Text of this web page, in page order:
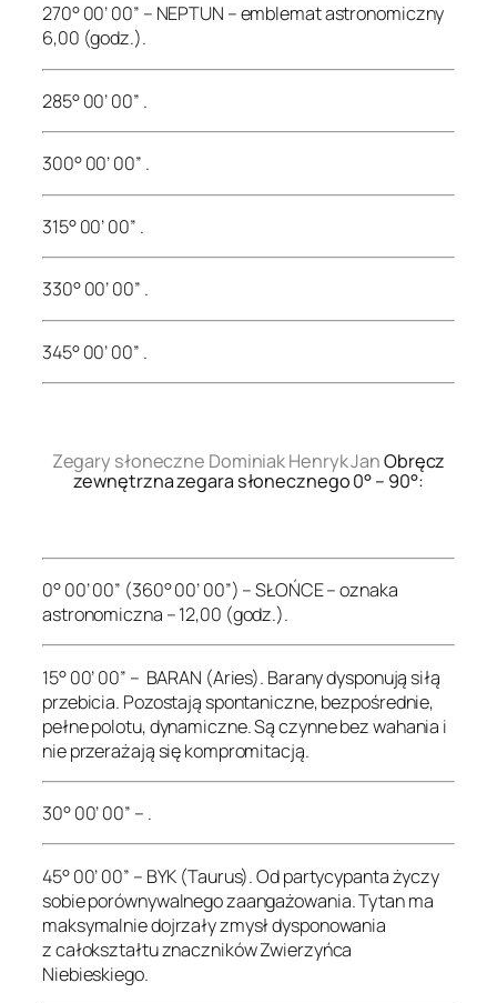
270° 00’ 00” – NEPTUN – emblemat astronomiczny
6,00 (godz.).
285° 00’ 00” .
300° 00’ 00” .
315° 00’ 00” .
330° 00’ 00” .
345° 00’ 00” .
Zegary słoneczne Dominiak Henryk JanObręcz
zewnętrzna zegara słonecznego 0° – 90°:
0° 00’ 00” (360° 00’ 00”) – SŁOŃCE – oznaka
astronomiczna – 12,00 (godz.).
15° 00’ 00” – BARAN (Aries). Barany dysponują siłą
przebicia. Pozostają spontaniczne, bezpośrednie,
pełne polotu, dynamiczne. Są czynne bez wahania i
nie przerażają się kompromitacją.
30° 00’ 00” – .
45° 00’ 00” – BYK (Taurus). Od partycypanta życzy
sobie porównywalnego zaangażowania. Tytan ma
maksymalnie dojrzały zmysł dysponowania
z całokształtu znaczników Zwierzyńca
Niebieskiego.